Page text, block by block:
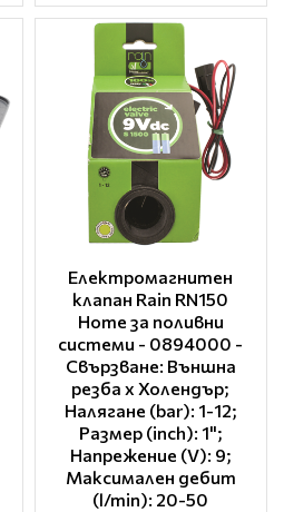
Електромагнитен
клапан Rain RN150
Home за поливни
системи - 0894000 -
Свързване: Външна
резба x Холендър;
Налягане (bar): 1-12;
Размер (inch): 1";
Напрежение (V): 9;
Максимален дебит
(l/min): 20-50